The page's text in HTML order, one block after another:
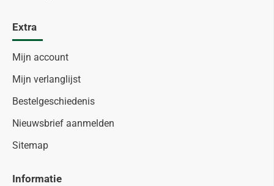
Extra
Mijn account
Mijn verlanglijst
Bestelgeschiedenis
Nieuwsbrief aanmelden
Sitemap
Informatie